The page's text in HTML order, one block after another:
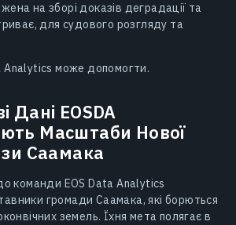
на зборі доказів деградації та
для судового розгляду та
Analytics може допомогти.
Дані EOSDA
Масштаби Нової
Саамака
команди EOS Data Analytics
громади Саамака, які борються
земель. Їхня мета полягає в